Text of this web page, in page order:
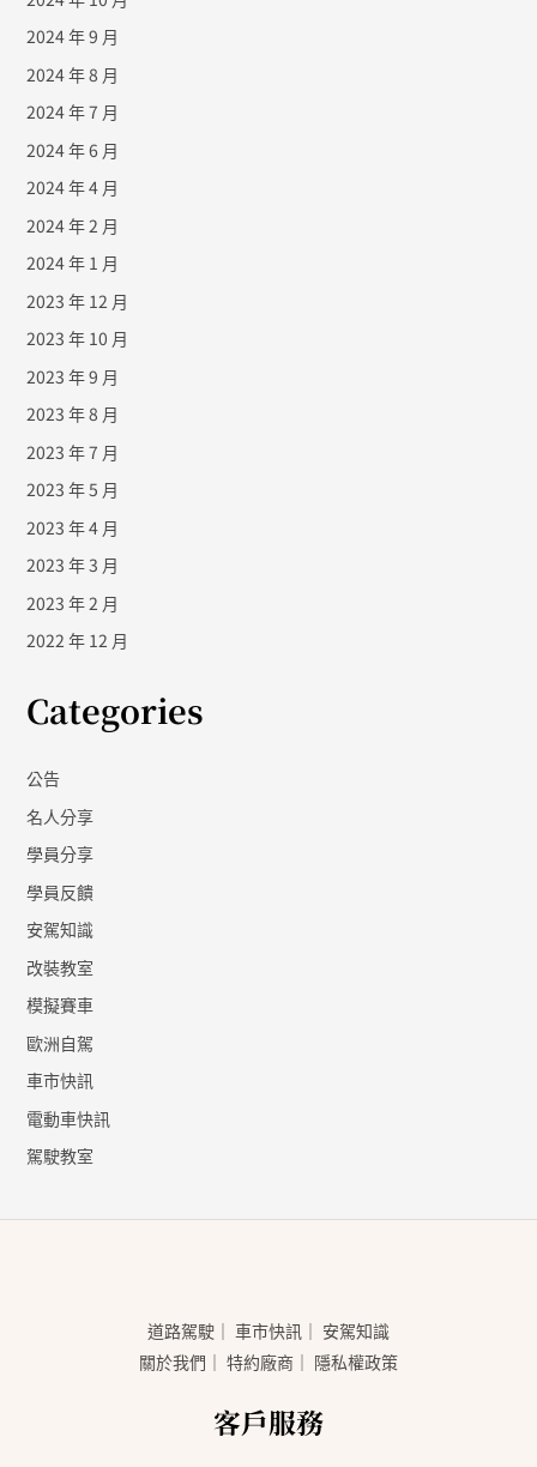
2024 年 9 月
2024 年 8 月
2024 年 7 月
2024 年 6 月
2024 年 4 月
2024 年 2 月
2024 年 1 月
2023 年 12 月
2023 年 10 月
2023 年 9 月
2023 年 8 月
2023 年 7 月
2023 年 5 月
2023 年 4 月
2023 年 3 月
2023 年 2 月
2022 年 12 月
Categories
公告
名人分享
學員分享
學員反饋
安駕知識
改裝教室
模擬賽車
歐洲自駕
車市快訊
電動車快訊
駕駛教室
道路駕駛 ｜ 車市快訊 ｜ 安駕知識
關於我們 ｜ 特約廠商 ｜ 隱私權政策
客戶服務